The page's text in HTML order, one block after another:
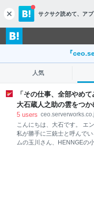
c
l
o
s
サクサク読めて、 ア
『
人気
「その仕事、全部やめ
大石蔵人之助の雲をつ
5 users
こんにちは、大石です。 エ
私が勝手に三銃士と呼んで
ムの玉川さん、HENNGEの